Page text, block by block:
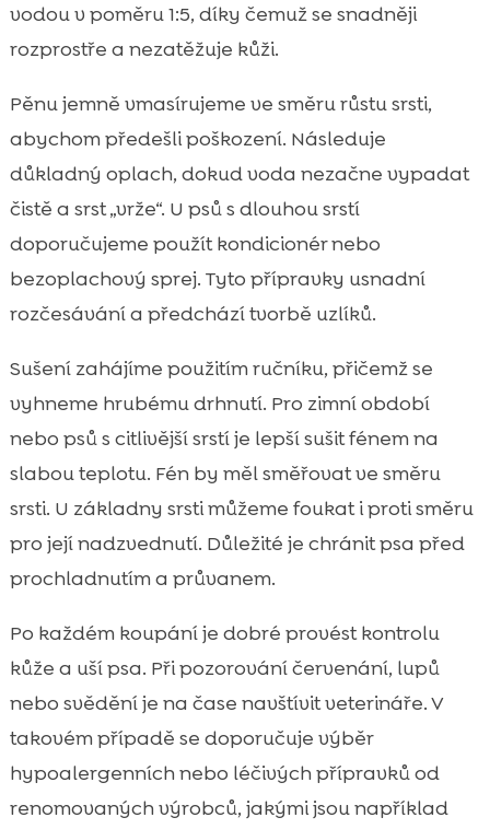
vodou v poměru 1:5, díky čemuž se snadněji
rozprostře a nezatěžuje kůži.
Pěnu jemně vmasírujeme ve směru růstu srsti,
abychom předešli poškození. Následuje
důkladný oplach, dokud voda nezačne vypadat
čistě a srst „vrže“. U psů s dlouhou srstí
doporučujeme použít kondicionér nebo
bezoplachový sprej. Tyto přípravky usnadní
rozčesávání a předchází tvorbě uzlíků.
Sušení zahájíme použitím ručníku, přičemž se
vyhneme hrubému drhnutí. Pro zimní období
nebo psů s citlivější srstí je lepší sušit fénem na
slabou teplotu. Fén by měl směřovat ve směru
srsti. U základny srsti můžeme foukat i proti směru
pro její nadzvednutí. Důležité je chránit psa před
prochladnutím a průvanem.
Po každém koupání je dobré provést kontrolu
kůže a uší psa. Při pozorování červenání, lupů
nebo svědění je na čase navštívit veterináře. V
takovém případě se doporučuje výběr
hypoalergenních nebo léčivých přípravků od
renomovaných výrobců, jakými jsou například